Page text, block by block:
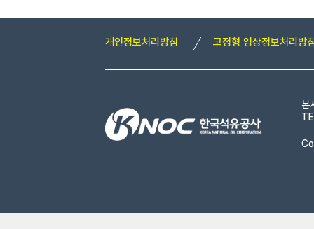
개인정보처리방침 고정형 영상정보처리방
본